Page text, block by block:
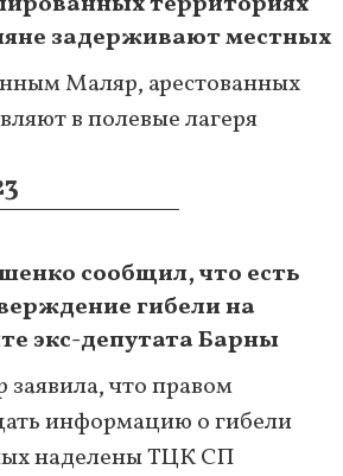
задерживают местных
Маляр, арестованных
в полевые лагеря
сообщил, что есть
гибели на
экс-депутата Барны
что правом
информацию о гибели
наделены ТЦК СП